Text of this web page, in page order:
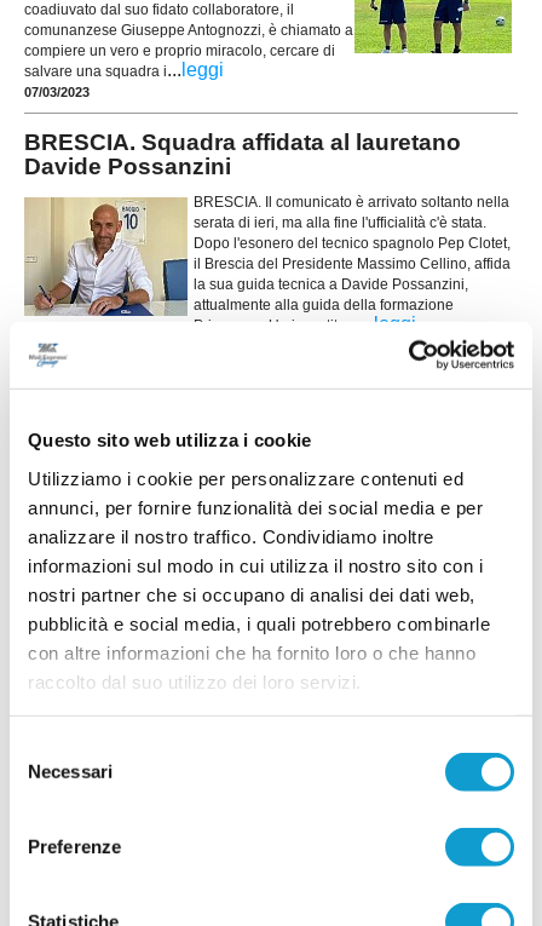
Questo sito web utilizza i cookie
Utilizziamo i cookie per personalizzare contenuti ed
annunci, per fornire funzionalità dei social media e per
analizzare il nostro traffico. Condividiamo inoltre
informazioni sul modo in cui utilizza il nostro sito con i
nostri partner che si occupano di analisi dei dati web,
pubblicità e social media, i quali potrebbero combinarle
con altre informazioni che ha fornito loro o che hanno
raccolto dal suo utilizzo dei loro servizi.
delNecessari
Preferenze
Statistiche
coadiuvato dal suo fidato collaboratore, il
comunanzese Giuseppe Antognozzi, è chiamato a
compiere un vero e proprio miracolo, cercare di
salvare una squadra i... leggi
07/03/2023
BRESCIA. Squadra affidata al lauretano
Davide Possanzini
BRESCIA. Il comunicato è arrivato soltanto nella
serata di ieri, ma alla fine l'ufficialità c'è stata.
Dopo l'esonero del tecnico spagnolo Pep Clotet,
il Brescia del Presidente Massimo Cellino, affida
la sua guida tecnica a Davide Possanzini,
attualmente alla guida della formazione
Primavera. Un investitura
leggi
07/02/2023
Le Marche riabbracciano Federico
Federico Melchiorri è un nuovo giocatore dell'Ancona. La società dorica ha
comunicato ufficialmente l'arrivo dell'esperto attaccante a titolo definitivo
ritorno dopo quasi 10 anni nelle Marche per il calciatore professionista
originario di Treia, dopo stagioni trascorsi a ...leggi
27/01/2023
Le Marche riabbracciano Guido Marilungo:
giocherà nella Recanatese
Recanatese. L'attaccante ha raggiunto Recanati
orinario di Montegranaro, ha debuttato in serie A
con la Sampdoria per poi trascinare il Lecce in
capocannoniere della Bundes austriaca